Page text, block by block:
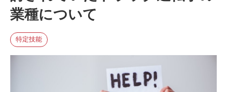
業種について
特定技能